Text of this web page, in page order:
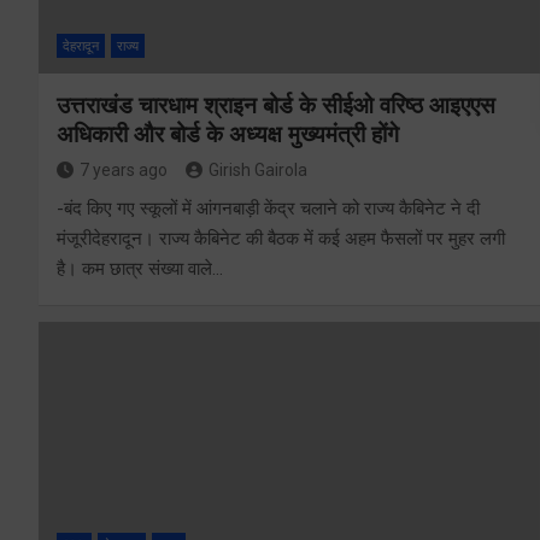
देहरादून राज्य
उत्तराखंड चारधाम श्राइन बोर्ड के सीईओ वरिष्ठ आइएएस
अधिकारी और बोर्ड के अध्यक्ष मुख्यमंत्री होंगे
7 years ago Girish Gairola
-बंद किए गए स्कूलों में आंगनबाड़ी केंद्र चलाने को राज्य कैबिनेट ने दी
मंजूरीदेहरादून। राज्य कैबिनेट की बैठक में कई अहम फैसलों पर मुहर लगी
है। कम छात्र संख्या वाले…